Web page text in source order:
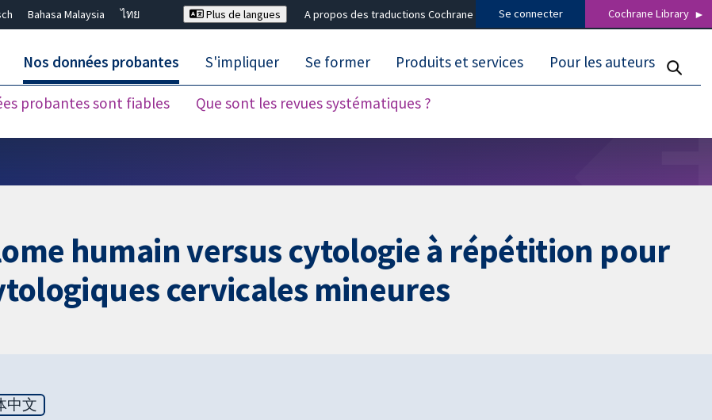
Bahasa Malaysia
ไทย
Plus de langues A propos des traductions Cochrane Se connecter Cochrane Library
Nos données probantes
probantes sont fiables Que sont les revues systématiques ?
S'impliquer Se former Produits et services Pour les auteurs
humain versus cytologie à répétition pour
cervicales mineures
中文